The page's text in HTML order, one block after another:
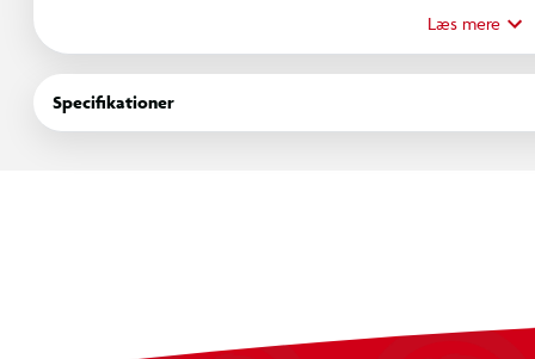
helt sikkert skabe opmærksomhed. Så uanset om du samler
noget helt andet, så har Funko noget for dig. Så gå ikke glip
samling eller til at give den perfekte gave til en ven. Køb
store samlerfamilie.
Læs mere
Specifikationer